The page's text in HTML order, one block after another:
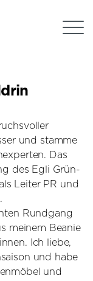
und stamme
Das
des Egli Grün-
Leiter PR und
Rundgang
meinem Beanie
Ich liebe,
und habe
und